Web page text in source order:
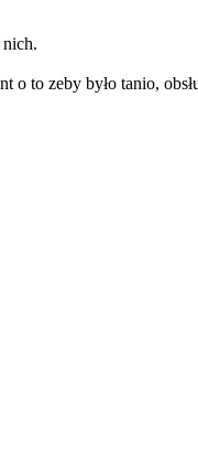
to zeby było tanio,